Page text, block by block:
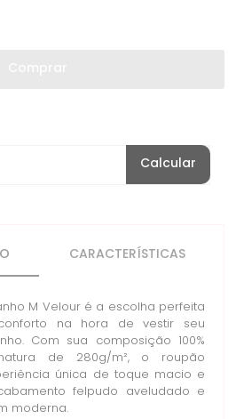
Calcular
CARACTERÍSTICAS
M Velour é a escolha perfeita
na hora de vestir seu
Com sua composição 100%
de 280g/m², o roupão
única de toque macio e
felpudo aveludado e
moderna.